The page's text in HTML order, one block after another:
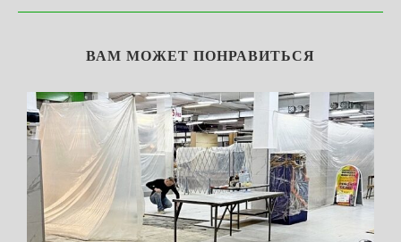
ВАМ МОЖЕТ ПОНРАВИТЬСЯ